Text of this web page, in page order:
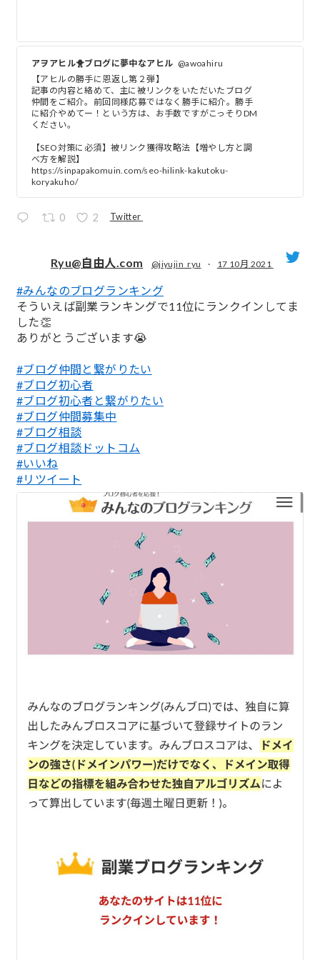
アヲアヒル🐥ブログに夢中なアヒル @awoahiru
【アヒルの勝手に恩返し第２弾】
記事の内容と絡めて、主に被リンクをいただいたブログ
仲間をご紹介。前回同様応募ではなく勝手に紹介。勝手
に紹介やめてー！という方は、お手数ですがこっそりDM
ください。
【SEO対策に必須】被リンク獲得攻略法【増やし方と調
べ方を解説】
https://sinpapakomuin.com/seo-hilink-kakutoku-
koryakuho/
0 2 Twitter
;
Ryu@自由人.com @jiyujin_ryu · 17 10月 2021
#みんなのブログランキング
そういえば副業ランキングで11位にランクインしてま
した👏
ありがとうございます😭
#ブログ仲間と繋がりたい
#ブログ初心者
#ブログ初心者と繋がりたい
#ブログ仲間募集中
#ブログ相談
#ブログ相談ドットコム
#いいね
#リツイート